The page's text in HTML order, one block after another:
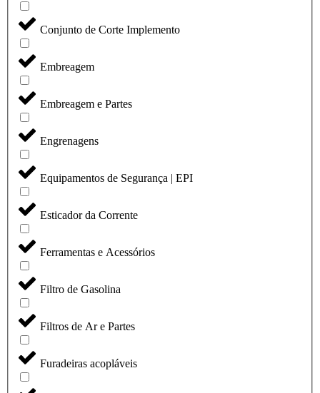
Conjunto de Corte Implemento
Embreagem
Embreagem e Partes
Engrenagens
Equipamentos de Segurança | EPI
Esticador da Corrente
Ferramentas e Acessórios
Filtro de Gasolina
Filtros de Ar e Partes
Furadeiras acopláveis